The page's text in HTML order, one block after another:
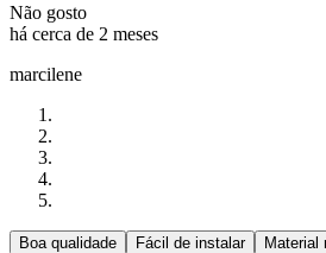
Não gosto
há cerca de 2 meses
marcilene
Boa qualidade Fácil de instalar Material